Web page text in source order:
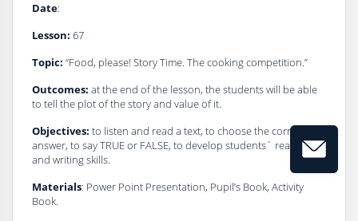
Date:
Lesson: 67
Topic: “Food, please! Story Time. The cooking competition.”
Outcomes: at the end of the lesson, the students will be able
to tell the plot of the story and value of it.
Objectives: to listen and read a text, to choose the correct
answer, to say TRUE or FALSE, to develop students` reading
and writing skills.
Materials: Power Point Presentation, Pupil’s Book, Activity
Book.